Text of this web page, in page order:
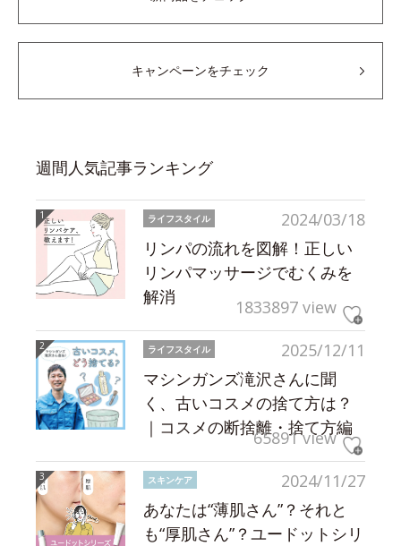
キャンペーンをチェック
週間人気記事ランキング
2024/03/18
ライフスタイル
リンパの流れを図解！正しい
リンパマッサージでむくみを
解消
1833897 view
2025/12/11
ライフスタイル
マシンガンズ滝沢さんに聞
く、古いコスメの捨て方は？
｜コスメの断捨離・捨て方編
65891 view
2024/11/27
スキンケア
あなたは“薄肌さん”？それと
も“厚肌さん”？ユードットシリ